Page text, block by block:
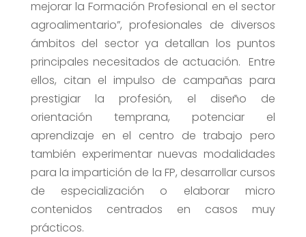
mejorar la Formación Profesional en el sector
agroalimentario”, profesionales de diversos
ámbitos del sector ya detallan los puntos
principales necesitados de actuación. Entre
ellos, citan el impulso de campañas para
prestigiar la profesión, el diseño de
orientación temprana, potenciar el
aprendizaje en el centro de trabajo pero
también experimentar nuevas modalidades
para la impartición de la FP, desarrollar cursos
de especialización o elaborar micro
contenidos centrados en casos muy
prácticos.